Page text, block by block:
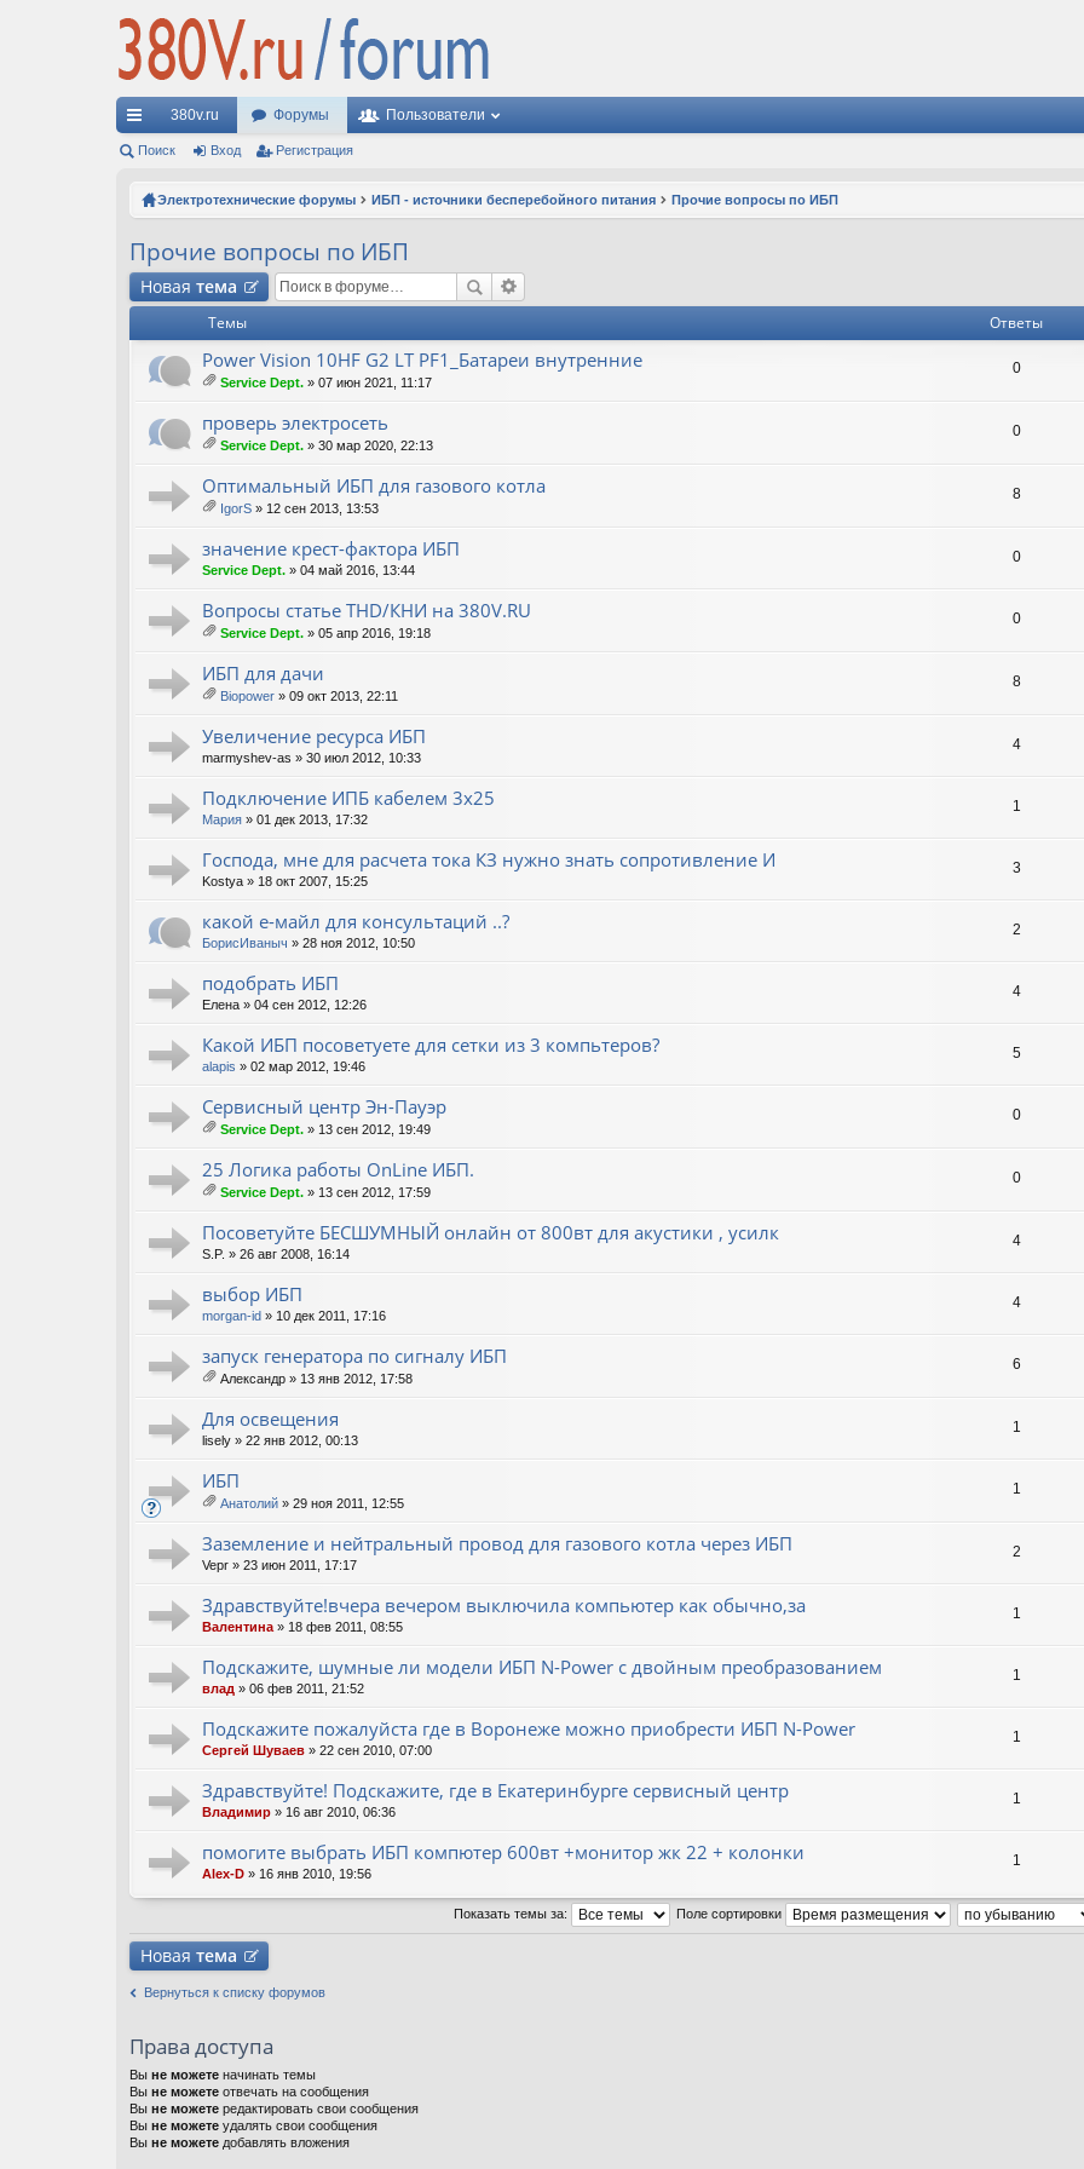
с
и
380v.ru Форумы Пользователи
Поиск Вход Регистрация
Электротехнические форумы ИБП - источники бесперебойного питания Прочие вопросы по ИБП
Прочие вопросы по ИБП
Новая тема
Темы Ответы
Power Vision 10HF G2 LT PF1_Батареи внутренние
ло
ж
ен
ия
Service Dept. » 07 июн 2021, 11:17
0
проверь электросеть
ло
ж
ен
ия
Service Dept. » 30 мар 2020, 22:13
0
Оптимальный ИБП для газового котла
ло
ж
ия
IgorS » 12 сен 2013, 13:53
8
значение крест-фактора ИБП
Service Dept. » 04 май 2016, 13:44
0
Вопросы статье THD/КНИ на 380V.RU
ло
ж
ен
ия
Service Dept. » 05 апр 2016, 19:18
0
ИБП для дачи
ло
ж
ия
Biopower » 09 окт 2013, 22:11
8
Увеличение ресурса ИБП
marmyshev-as » 30 июл 2012, 10:33
4
Подключение ИПБ кабелем 3х25
Мария » 01 дек 2013, 17:32
1
Господа, мне для расчета тока КЗ нужно знать сопротивление И
Kostya » 18 окт 2007, 15:25
3
какой е-майл для консультаций ..?
БорисИваныч » 28 ноя 2012, 10:50
2
подобрать ИБП
Елена » 04 сен 2012, 12:26
4
Какой ИБП посоветуете для сетки из 3 компьтеров?
alapis » 02 мар 2012, 19:46
5
Сервисный центр Эн-Пауэр
ло
ж
ен
ия
Service Dept. » 13 сен 2012, 19:49
0
25 Логика работы OnLine ИБП.
ло
ж
ия
Service Dept. » 13 сен 2012, 17:59
0
Посоветуйте БЕСШУМНЫЙ онлайн от 800вт для акустики , усилк
S.P. » 26 авг 2008, 16:14
4
выбор ИБП
morgan-id » 10 дек 2011, 17:16
4
запуск генератора по сигналу ИБП
ло
ж
ен
ия
Александр » 13 янв 2012, 17:58
6
Для освещения
lisely » 22 янв 2012, 00:13
1
ИБП
ло
ж
ия
Анатолий » 29 ноя 2011, 12:55
1
Заземление и нейтральный провод для газового котла через ИБП
Vepr » 23 июн 2011, 17:17
2
Здравствуйте!вчера вечером выключила компьютер как обычно,за
Валентина » 18 фев 2011, 08:55
1
Подскажите, шумные ли модели ИБП N-Power с двойным преобразованием
влад » 06 фев 2011, 21:52
1
Подскажите пожалуйста где в Воронеже можно приобрести ИБП N-Power
Сергей Шуваев » 22 сен 2010, 07:00
1
Здравствуйте! Подскажите, где в Екатеринбурге сервисный центр
Владимир » 16 авг 2010, 06:36
1
помогите выбрать ИБП компютер 600вт +монитор жк 22 + колонки
Alex-D » 16 янв 2010, 19:56
1
Показать темы за: Поле сортировки
Новая тема
Вернуться к списку форумов
Права доступа
Вы не можете начинать темы
Вы не можете отвечать на сообщения
Вы не можете редактировать свои сообщения
Вы не можете удалять свои сообщения
Вы не можете добавлять вложения